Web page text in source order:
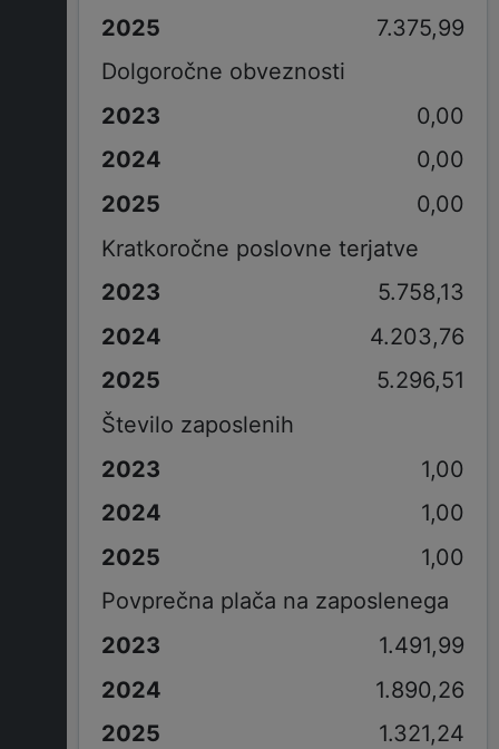
7.375,99
Dolgoročne obveznosti
0,00
0,00
0,00
Kratkoročne poslovne terjatve
5.758,13
4.203,76
5.296,51
Število zaposlenih
1,00
1,00
1,00
Povprečna plača na zaposlenega
1.491,99
1.890,26
1.321,24